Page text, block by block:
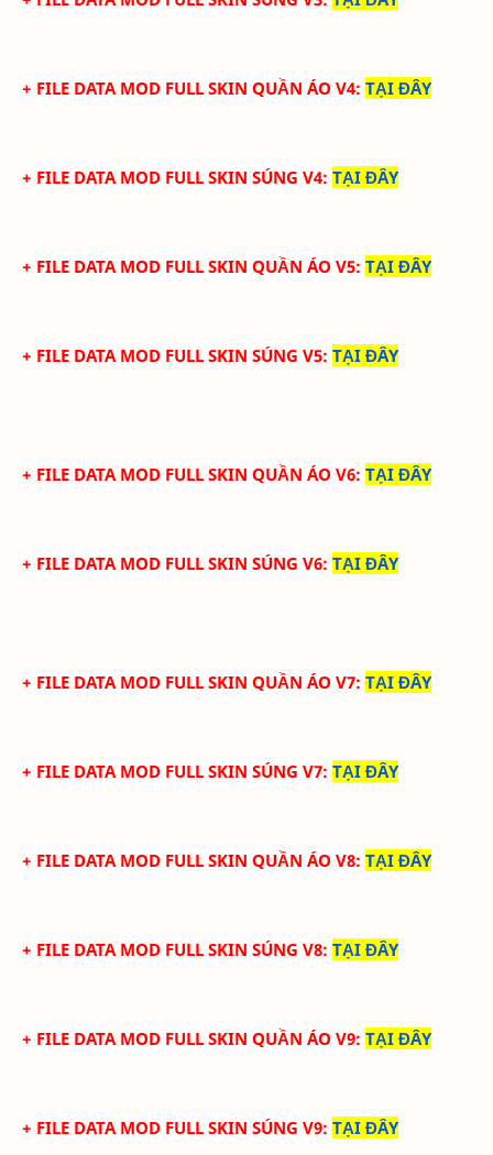
+ FILE DATA MOD FULL SKIN QUẦN ÁO V4: TẠI ĐÂY
+ FILE DATA MOD FULL SKIN SÚNG V4: TẠI ĐÂY
+ FILE DATA MOD FULL SKIN QUẦN ÁO V5: TẠI ĐÂY
+ FILE DATA MOD FULL SKIN SÚNG V5: TẠI ĐÂY
+ FILE DATA MOD FULL SKIN QUẦN ÁO V6: TẠI ĐÂY
+ FILE DATA MOD FULL SKIN SÚNG V6: TẠI ĐÂY
+ FILE DATA MOD FULL SKIN QUẦN ÁO V7: TẠI ĐÂY
+ FILE DATA MOD FULL SKIN SÚNG V7: TẠI ĐÂY
+ FILE DATA MOD FULL SKIN QUẦN ÁO V8: TẠI ĐÂY
+ FILE DATA MOD FULL SKIN SÚNG V8: TẠI ĐÂY
+ FILE DATA MOD FULL SKIN QUẦN ÁO V9: TẠI ĐÂY
+ FILE DATA MOD FULL SKIN SÚNG V9: TẠI ĐÂY